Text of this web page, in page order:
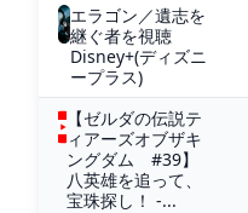
エラゴン／遺志を
継ぐ者を視聴
Disney+(ディズニ
ープラス)
【ゼルダの伝説テ
ィアーズオブザキ
ングダム #39】
八英雄を追って、
宝珠探し！ -...